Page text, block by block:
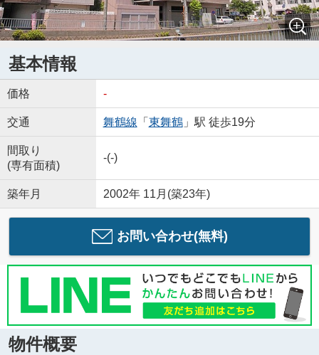
基本情報
価格 -
交通 舞鶴線 「 東舞鶴」駅 徒歩19分
間取り
(専有面積)
-(-)
築年月 2002年 11月(築23年)
お問い合わせ(無料)
物件概要